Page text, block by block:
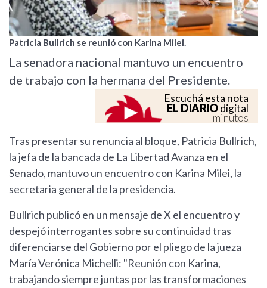
Patricia Bullrich se reunió con Karina Milei.
La senadora nacional mantuvo un encuentro
de trabajo con la hermana del Presidente.
Escuchá esta nota
EL DIARIOdigital
minutos
Tras presentar su renuncia al bloque, Patricia Bullrich,
la jefa de la bancada de La Libertad Avanza en el
Senado, mantuvo un encuentro con Karina Milei, la
secretaria general de la presidencia.
Bullrich publicó en un mensaje de X el encuentro y
despejó interrogantes sobre su continuidad tras
diferenciarse del Gobierno por el pliego de la jueza
María Verónica Michelli: "Reunión con Karina,
trabajando siempre juntas por las transformaciones